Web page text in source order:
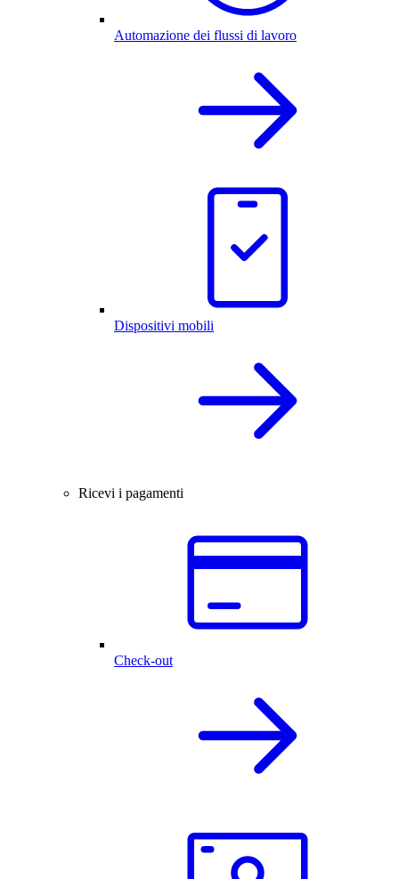
Automazione dei flussi di lavoro
Dispositivi mobili
Ricevi i pagamenti
Check-out